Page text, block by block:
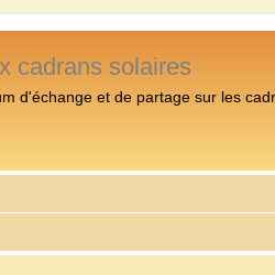
cadrans solaires
d'échange et de partage sur les